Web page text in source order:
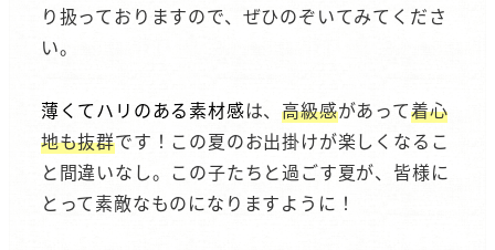
り扱っておりますので、ぜひのぞいてみてくださ
い。
薄くてハリのある素材感は、高級感があって着心
地も抜群です！この夏のお出掛けが楽しくなるこ
と間違いなし。この子たちと過ごす夏が、皆様に
とって素敵なものになりますように！